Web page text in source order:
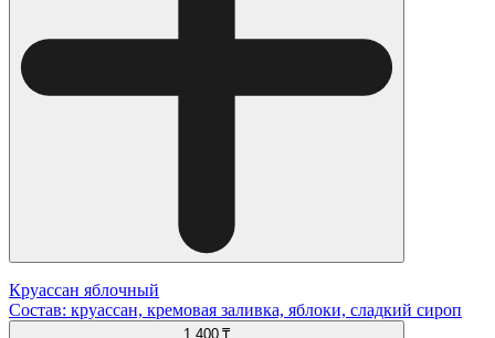
Круассан яблочный
Состав: круассан, кремовая заливка, яблоки, сладкий сироп
1 400 ₸